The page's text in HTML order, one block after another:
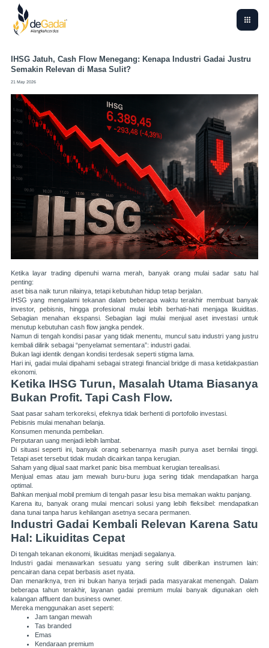
IHSG Jatuh, Cash Flow Menegang: Kenapa Industri Gadai Justru
Semakin Relevan di Masa Sulit?
21 May 2026
Ketika layar trading dipenuhi warna merah, banyak orang mulai sadar satu hal
penting:
aset bisa naik turun nilainya, tetapi kebutuhan hidup tetap berjalan.
IHSG yang mengalami tekanan dalam beberapa waktu terakhir membuat banyak
investor, pebisnis, hingga profesional mulai lebih berhati-hati menjaga likuiditas.
Sebagian menahan ekspansi. Sebagian lagi mulai menjual aset investasi untuk
menutup kebutuhan cash flow jangka pendek.
Namun di tengah kondisi pasar yang tidak menentu, muncul satu industri yang justru
kembali dilirik sebagai “penyelamat sementara”: industri gadai.
Bukan lagi identik dengan kondisi terdesak seperti stigma lama.
Hari ini, gadai mulai dipahami sebagai strategi financial bridge di masa ketidakpastian
ekonomi.
Ketika IHSG Turun, Masalah Utama Biasanya
Bukan Profit. Tapi Cash Flow.
Saat pasar saham terkoreksi, efeknya tidak berhenti di portofolio investasi.
Pebisnis mulai menahan belanja.
Konsumen menunda pembelian.
Perputaran uang menjadi lebih lambat.
Di situasi seperti ini, banyak orang sebenarnya masih punya aset bernilai tinggi.
Tetapi aset tersebut tidak mudah dicairkan tanpa kerugian.
Saham yang dijual saat market panic bisa membuat kerugian terealisasi.
Menjual emas atau jam mewah buru-buru juga sering tidak mendapatkan harga
optimal.
Bahkan menjual mobil premium di tengah pasar lesu bisa memakan waktu panjang.
Karena itu, banyak orang mulai mencari solusi yang lebih fleksibel: mendapatkan
dana tunai tanpa harus kehilangan asetnya secara permanen.
Industri Gadai Kembali Relevan Karena Satu
Hal: Likuiditas Cepat
Di tengah tekanan ekonomi, likuiditas menjadi segalanya.
Industri gadai menawarkan sesuatu yang sering sulit diberikan instrumen lain:
pencairan dana cepat berbasis aset nyata.
Dan menariknya, tren ini bukan hanya terjadi pada masyarakat menengah. Dalam
beberapa tahun terakhir, layanan gadai premium mulai banyak digunakan oleh
kalangan affluent dan business owner.
Mereka menggunakan aset seperti:
Jam tangan mewah
Tas branded
Emas
Kendaraan premium